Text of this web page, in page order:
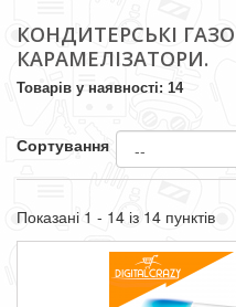
КОНДИТЕРСЬКІ
КАРАМЕЛІЗАТОРИ.
Товарів у наявності: 14
Сортування
Показані 1 - 14 із 14 пунктів